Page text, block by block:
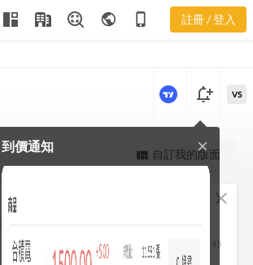
public phone_iphone 註冊 / 登入
更強大的進階價量圖表
notification_add
到價通知 close
VS
view_quilt 自訂我的版面
close
45